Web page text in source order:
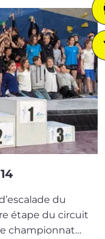
du
étape du cir­cuit
cham­pion­nat…